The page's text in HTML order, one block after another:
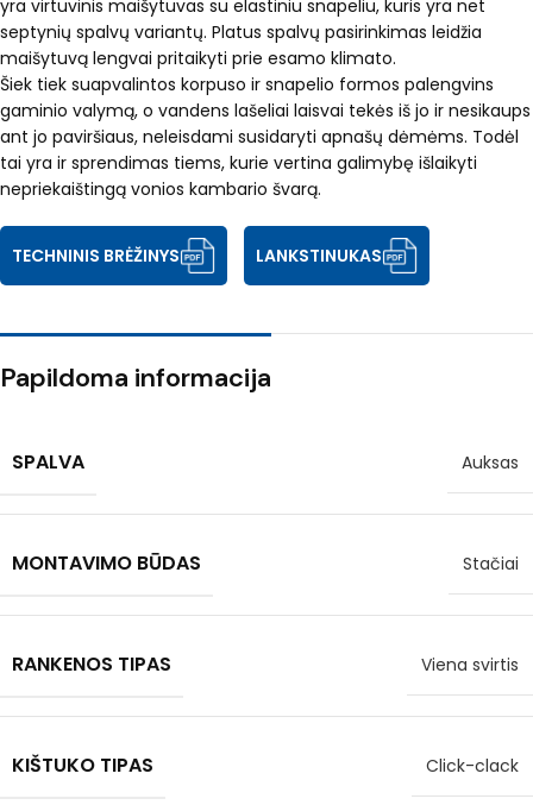
yra virtuvinis maišytuvas su elastiniu snapeliu, kuris yra net
septynių spalvų variantų. Platus spalvų pasirinkimas leidžia
maišytuvą lengvai pritaikyti prie esamo klimato.
Šiek tiek suapvalintos korpuso ir snapelio formos palengvins
gaminio valymą, o vandens lašeliai laisvai tekės iš jo ir nesikaups
ant jo paviršiaus, neleisdami susidaryti apnašų dėmėms. Todėl
tai yra ir sprendimas tiems, kurie vertina galimybę išlaikyti
nepriekaištingą vonios kambario švarą.
TECHNINIS BRĖŽINYS LANKSTINUKAS
Papildoma informacija
SPALVA Auksas
MONTAVIMO BŪDAS Stačiai
RANKENOS TIPAS Viena svirtis
KIŠTUKO TIPAS Click-clack